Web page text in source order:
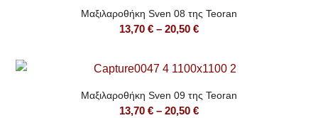
19,40 €
Μαξιλαροθήκη Sven 08 της Teoran
13,70 € – 20,50 €Price
13,70 €
20,50 €
Μαξιλαροθήκη Sven 09 της Teoran
13,70 € – 20,50 €Price